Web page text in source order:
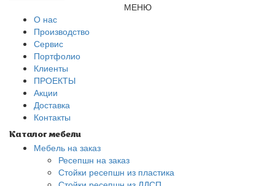
МЕНЮ
О нас
Производство
Сервис
Портфолио
Клиенты
ПРОЕКТЫ
Акции
Доставка
Контакты
Каталог мебели
Мебель на заказ
Ресепшн на заказ
Стойки ресепшн из пластика